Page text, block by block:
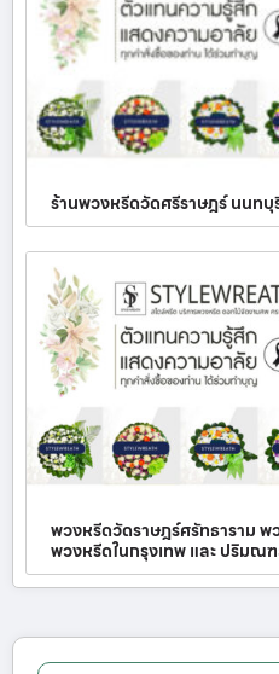
ร้านพวงหรีดวัดศรีราษฎร์ นนทบุ
พวงหรีดวัดราษฎร์ศรัทธาราม
พวงหรีดในกรุงเทพ และ ปริมณ